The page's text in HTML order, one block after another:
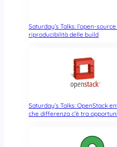
Saturday’s Talks: l’open-
riproducibilità delle build
Saturday’s Talks: OpenStack
che differenza c’è tra